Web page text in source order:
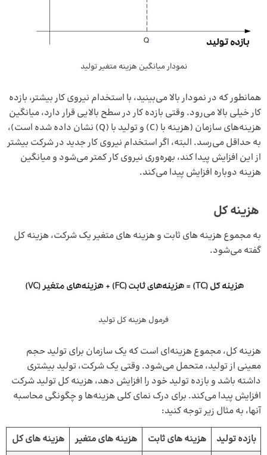
نمودار میانگین هزینه متغیر تولید
همانطور که در نمودار بالا می‌بینید، با استخدام نیروی کار بیشتر، بازده
کار خیلی بالا می‌رود. وقتی بازده کار در سطح بالایی قرار دارد، میانگین
هزینه‌های سازمان (هزینه با (C) و تولید با (Q) نشان داده شده است)،
به حداقل می‌رسد. البته، اگر استخدام نیروی کار جدید در شرکت بیشتر
از این افزایش پیدا کند، بهره‌وری نیروی کار کمتر می‌شود و میانگین
هزینه دوباره افزایش پیدا می‌کند.
هزینه‌ کل
به مجموع هزینه‌ های ثابت و هزینه‌ های متغیر یک شرکت، هزینه‌ کل
گفته می‌شود.
فرمول هزینه‌ کل تولید
هزینه کل، مجموع هزینه‌ای است که یک سازمان برای تولید حجم
معینی از تولید، متحمل می‌شود. وقتی یک شرکت، تولید بیشتری
داشته باشد و بازده تولید خود را افزایش دهد، هزینه کل تولید شرکت
افزایش پیدا می‌کند. برای درک نمای کلی هزینه‌ها و چگونگی محاسبه
آنها، به مثال زیر توجه کنید:
بازده تولید هزینه های ثابت هزینه های متغیر
هزینه های کل